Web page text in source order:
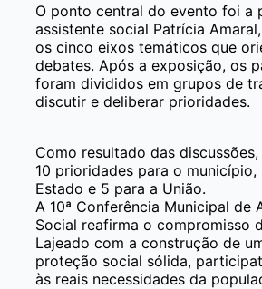
O ponto central do evento foi a
assistente social Patrícia
os cinco eixos temáticos que
debates. Após a exposição, os
foram divididos em grupos de
discutir e deliberar prioridades.
Como resultado das
10 prioridades para o município,
Estado e 5 para a União.
A 10ª Conferência Municipal de
Social reafirma o compromisso
Lajeado com a construção de
proteção social sólida,
às reais necessidades da